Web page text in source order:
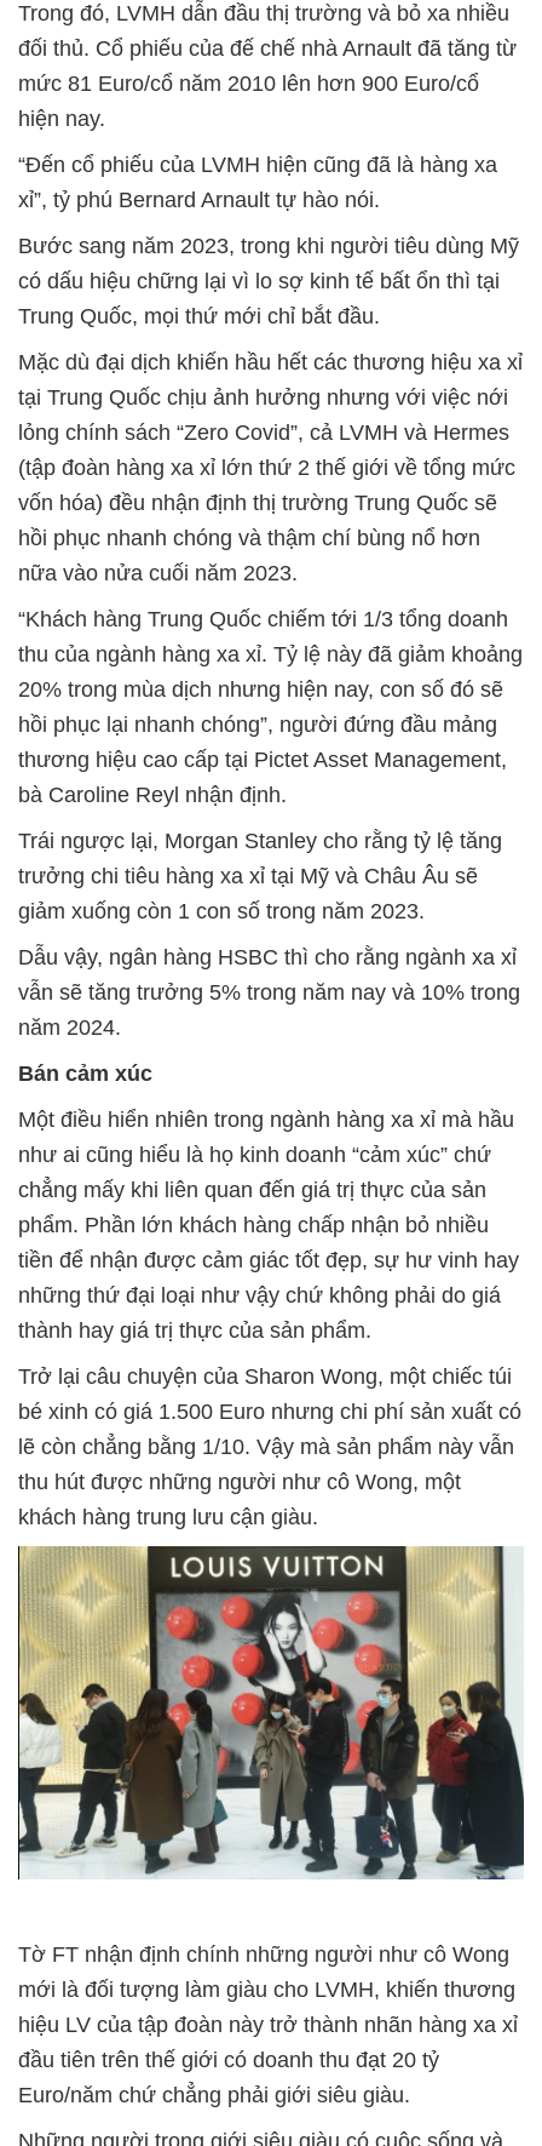
Trong đó, LVMH dẫn đầu thị trường và bỏ xa nhiều
đối thủ. Cổ phiếu của đế chế nhà Arnault đã tăng từ
mức 81 Euro/cổ năm 2010 lên hơn 900 Euro/cổ
hiện nay.
“Đến cổ phiếu của LVMH hiện cũng đã là hàng xa
xỉ”, tỷ phú Bernard Arnault tự hào nói.
Bước sang năm 2023, trong khi người tiêu dùng Mỹ
có dấu hiệu chững lại vì lo sợ kinh tế bất ổn thì tại
Trung Quốc, mọi thứ mới chỉ bắt đầu.
Mặc dù đại dịch khiến hầu hết các thương hiệu xa xỉ
tại Trung Quốc chịu ảnh hưởng nhưng với việc nới
lỏng chính sách “Zero Covid”, cả LVMH và Hermes
(tập đoàn hàng xa xỉ lớn thứ 2 thế giới về tổng mức
vốn hóa) đều nhận định thị trường Trung Quốc sẽ
hồi phục nhanh chóng và thậm chí bùng nổ hơn
nữa vào nửa cuối năm 2023.
“Khách hàng Trung Quốc chiếm tới 1/3 tổng doanh
thu của ngành hàng xa xỉ. Tỷ lệ này đã giảm khoảng
20% trong mùa dịch nhưng hiện nay, con số đó sẽ
hồi phục lại nhanh chóng”, người đứng đầu mảng
thương hiệu cao cấp tại Pictet Asset Management,
bà Caroline Reyl nhận định.
Trái ngược lại, Morgan Stanley cho rằng tỷ lệ tăng
trưởng chi tiêu hàng xa xỉ tại Mỹ và Châu Âu sẽ
giảm xuống còn 1 con số trong năm 2023.
Dẫu vậy, ngân hàng HSBC thì cho rằng ngành xa xỉ
vẫn sẽ tăng trưởng 5% trong năm nay và 10% trong
năm 2024.
Bán cảm xúc
Một điều hiển nhiên trong ngành hàng xa xỉ mà hầu
như ai cũng hiểu là họ kinh doanh “cảm xúc” chứ
chẳng mấy khi liên quan đến giá trị thực của sản
phẩm. Phần lớn khách hàng chấp nhận bỏ nhiều
tiền để nhận được cảm giác tốt đẹp, sự hư vinh hay
những thứ đại loại như vậy chứ không phải do giá
thành hay giá trị thực của sản phẩm.
Trở lại câu chuyện của Sharon Wong, một chiếc túi
bé xinh có giá 1.500 Euro nhưng chi phí sản xuất có
lẽ còn chẳng bằng 1/10. Vậy mà sản phẩm này vẫn
thu hút được những người như cô Wong, một
khách hàng trung lưu cận giàu.
Tờ FT nhận định chính những người như cô Wong
mới là đối tượng làm giàu cho LVMH, khiến thương
hiệu LV của tập đoàn này trở thành nhãn hàng xa xỉ
đầu tiên trên thế giới có doanh thu đạt 20 tỷ
Euro/năm chứ chẳng phải giới siêu giàu.